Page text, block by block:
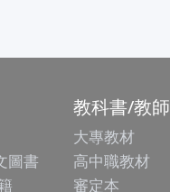
圖書
教科書/教
大專教材
高中職教材
審定本